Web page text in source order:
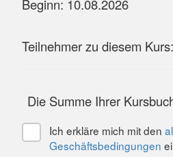
Beginn: 10.08.2026
Teilnehmer zu diesem Kurs:
Die Summe Ihrer
Ich erkläre mich mit den
Geschäftsbedingungen